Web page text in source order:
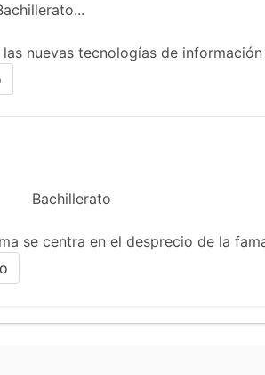
nuevas tecnologías de
Bachillerato
se centra en el desprecio de la